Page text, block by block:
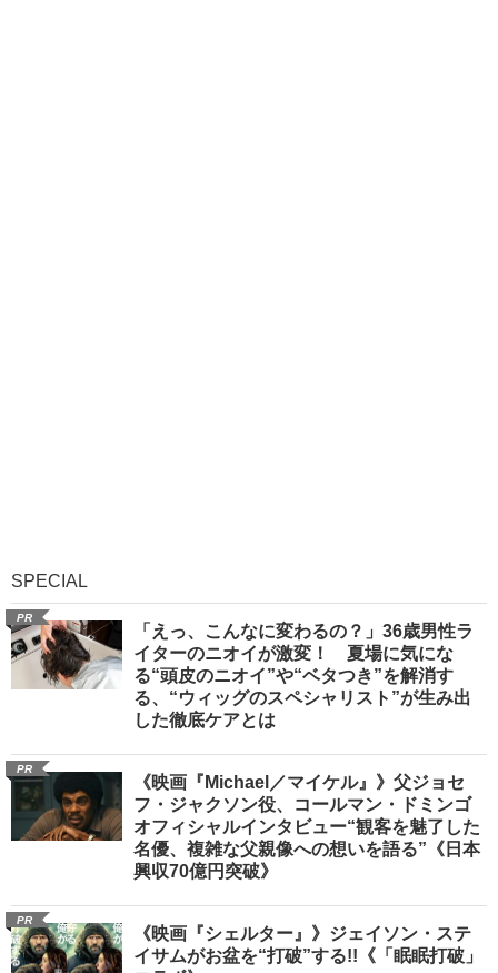
SPECIAL
PR
「えっ、こんなに変わるの？」36歳男性ラ
イターのニオイが激変！ 夏場に気にな
る“頭皮のニオイ”や“ベタつき”を解消す
る、“ウィッグのスペシャリスト”が生み出
した徹底ケアとは
PR
《映画『Michael／マイケル』》父ジョセ
フ・ジャクソン役、コールマン・ドミンゴ
オフィシャルインタビュー“観客を魅了した
名優、複雑な父親像への想いを語る”《日本
興収70億円突破》
PR
《映画『シェルター』》ジェイソン・ステ
イサムがお盆を“打破”する!!《「眠眠打破」